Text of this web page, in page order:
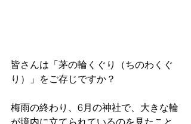
皆さんは「茅の輪くぐり（ちのわくぐ
り）」をご存じですか？
梅雨の終わり、6月の神社で、大きな輪
が境内に立てられているのを見たこと